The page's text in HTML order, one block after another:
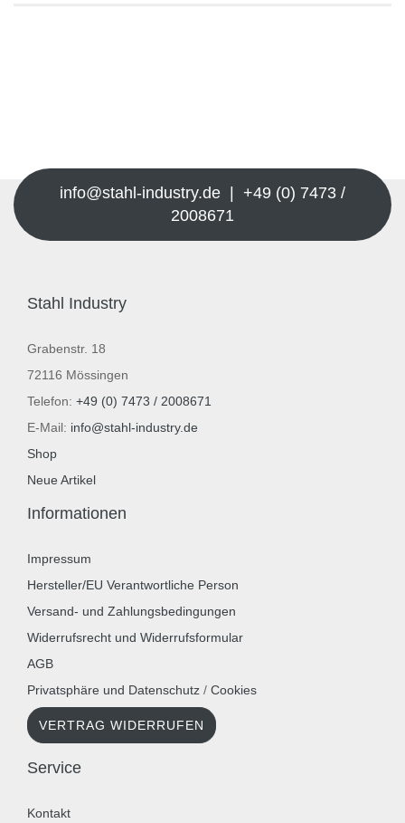
info@stahl-industry.de | +49 (0) 7473 /
2008671
Stahl Industry
Grabenstr. 18
72116 Mössingen
Telefon: +49 (0) 7473 / 2008671
E-Mail: info@stahl-industry.de
Shop
Neue Artikel
Informationen
Impressum
Hersteller/EU Verantwortliche Person
Versand- und Zahlungsbedingungen
Widerrufsrecht und Widerrufsformular
AGB
Privatsphäre und Datenschutz / Cookies
VERTRAG WIDERRUFEN
Service
Kontakt